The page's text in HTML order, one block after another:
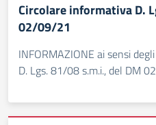
Circolare informativa D.
02/09/21
INFORMAZIONE ai sensi
D. Lgs. 81/08 s.m.i., del DM